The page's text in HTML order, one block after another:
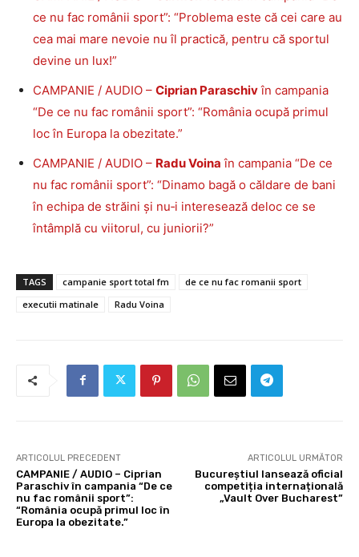
ce nu fac românii sport”: “Problema este că cei care au
cea mai mare nevoie nu îl practică, pentru că sportul
devine un lux!”
CAMPANIE / AUDIO – Ciprian Paraschivîn campania
“De ce nu fac românii sport”: “România ocupă primul
loc în Europa la obezitate.”
CAMPANIE / AUDIO – Radu Voina în campania “De ce
nu fac românii sport”: “Dinamo bagă o căldare de bani
în echipa de străini și nu‑i interesează deloc ce se
întâmplă cu viitorul, cu juniorii?”
TAGS campanie sport total fm
de ce nu fac romanii sport
executii matinale
Radu Voina
ARTICOLUL PRECEDENT
CAMPANIE / AUDIO – Ciprian
Paraschiv în campania “De ce
nu fac românii sport”:
“România ocupă primul loc în
Europa la obezitate.”
ARTICOLUL URMĂTOR
Bucureștiul lansează oficial
competiția internațională
„Vault Over Bucharest”